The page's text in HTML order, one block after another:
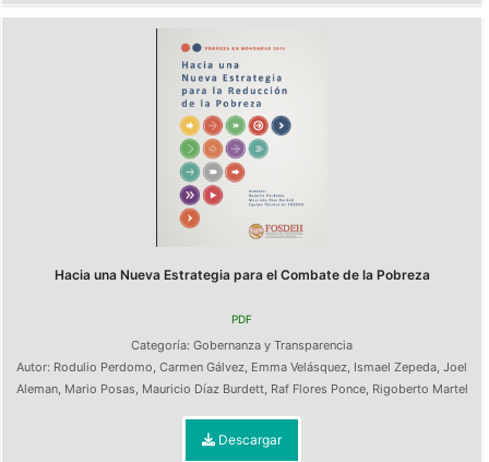
Hacia una Nueva Estrategia para el Combate de la Pobreza
PDF
Categoría: Gobernanza y Transparencia
Autor: Rodulio Perdomo, Carmen Gálvez, Emma Velásquez, Ismael Zepeda, Joel
Aleman, Mario Posas, Mauricio Díaz Burdett, Raf Flores Ponce, Rigoberto Martel
Descargar